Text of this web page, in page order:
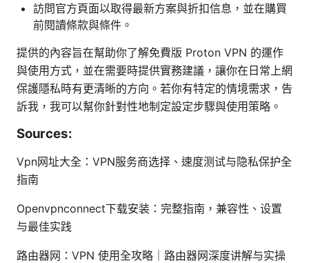
訪問官方頁面以取得最新方案與折扣信息，並在購買
前閱讀條款與條件。
提供的內容旨在幫助你了解免費版 Proton VPN 的運作
與使用方式，並在需要時提供實務建議，讓你在日常上網
保護隱私時有更清晰的方向。若你有特定的情境需求，告
訴我，我可以幫你針對性地制定設定步驟與使用策略。
Sources:
Vpn网址大全：VPN服务商选择、速度测试与隐私保护全
指南
Openvpnconnect下载安装：完整指南，兼容性、设置
与最佳实践
路由器网：VPN 使用全攻略｜路由器网深度讲解与实操